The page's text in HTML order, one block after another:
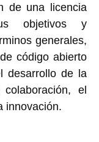
de una licencia
objetivos y
generales,
código abierto
desarrollo de la
el
innovación.